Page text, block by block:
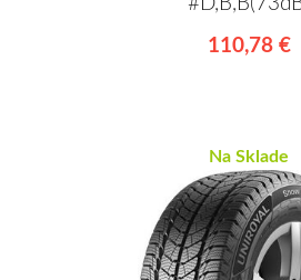
110,78 €
Na Sklade